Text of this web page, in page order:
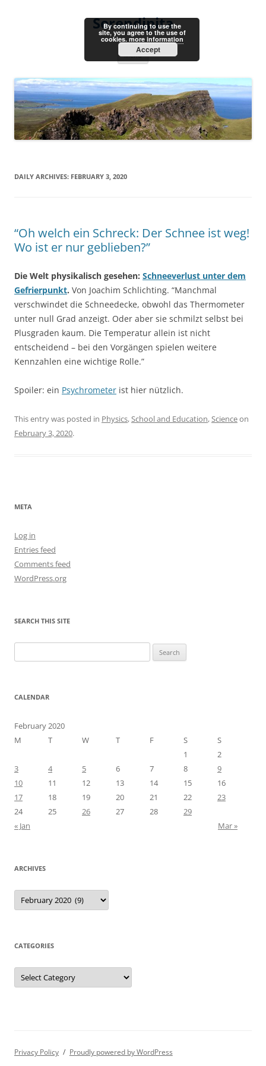
Serendipita
Menu
DAILY ARCHIVES: FEBRUARY 3, 2020
“Oh welch ein Schreck: Der Schnee ist weg!
Wo ist er nur geblieben?”
Die Welt physikalisch gesehen: Schneeverlust unter dem
Gefrierpunkt. Von Joachim Schlichting. “Manchmal
verschwindet die Schneedecke, obwohl das Thermometer
unter null Grad anzeigt. Oder aber sie schmilzt selbst bei
Plusgraden kaum. Die Temperatur allein ist nicht
entscheidend – bei den Vorgängen spielen weitere
Kennzahlen eine wichtige Rolle.”
Spoiler: ein Psychrometer ist hier nützlich.
This entry was posted in Physics,School and Education,Scienceon
February 3, 2020.
META
Log in
Entries feed
Comments feed
WordPress.org
SEARCH THIS SITE
for:
CALENDAR
February 2020
M
T W T F S
S
1
2
3
4 5 6 7 8
9
10
11 12 13 14 15
16
17
18 19 20 21 22
23
24
25 26 27 28
29
« Jan
Mar »
ARCHIVES
Archives
CATEGORIES
Categories
Privacy Policy Proudly powered by WordPress
By continuing to use the
site, you agree to the use of
cookies. more information
Accept